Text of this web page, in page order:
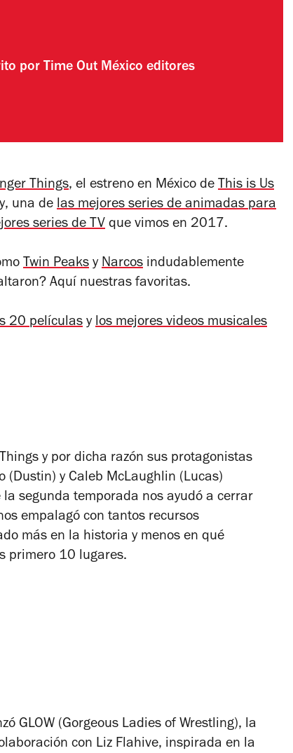
por Time Out México editores
Things, el estreno en México de This is Us
, una de las mejores series de animadas para
series de TV que vimos en 2017.
Twin Peaks y Narcos indudablemente
Aquí nuestras favoritas.
20 películas y los mejores videos musicales
y por dicha razón sus protagonistas
(Dustin) y Caleb McLaughlin (Lucas)
segunda temporada nos ayudó a cerrar
empalagó con tantos recursos
más en la historia y menos en qué
primero 10 lugares.
GLOW (Gorgeous Ladies of Wrestling), la
con Liz Flahive, inspirada en la